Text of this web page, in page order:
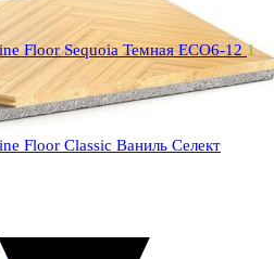
Floor Sequoia Темная ЕСО6-121
Floor Classic Ваниль Селект